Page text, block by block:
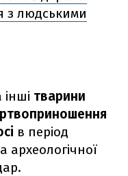
з людськими
тварини
в період
археологічної